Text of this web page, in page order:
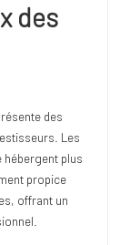
des
des
Les
hébergent plus
propice
offrant un